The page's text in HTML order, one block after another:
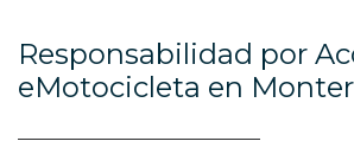
Responsabilidad por
eMotocicleta en